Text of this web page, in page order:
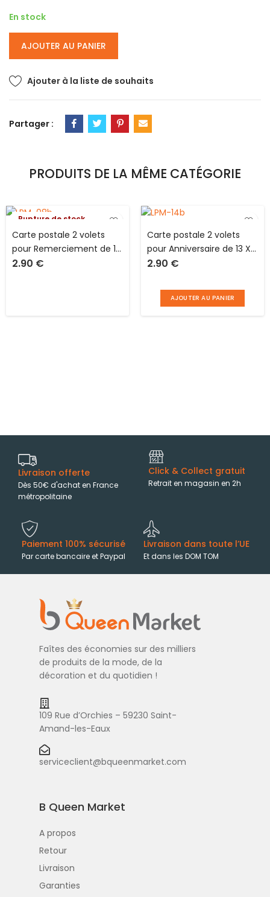
En stock
AJOUTER AU PANIER
Ajouter à la liste de souhaits
Partager :
PRODUITS DE LA MÊME CATÉGORIE
Rupture de stock
Carte postale 2 volets
pour Remerciement de 13
X 13 cm pliée avec
2.90 €
Carte postale 2 volets
pour Anniversaire de 13 X
13 cm pliée avec
2.90 €
AJOUTER AU PANIER
Livraison offerte
Dès 50€ d'achat en France
métropolitaine
Click & Collect gratuit
Retrait en magasin en 2h
Paiement 100% sécurisé
Par carte bancaire et Paypal
Livraison dans toute l’UE
Et dans les DOM TOM
Faîtes des économies sur des milliers
de produits de la mode, de la
décoration et du quotidien !
109 Rue d’Orchies – 59230 Saint-
Amand-les-Eaux
serviceclient@bqueenmarket.com
B Queen Market
A propos
Retour
Livraison
Garanties